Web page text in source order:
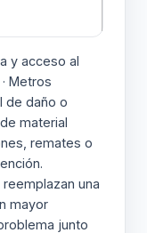
y acceso al
Metros
de daño o
material
remates o
una
mayor
junto